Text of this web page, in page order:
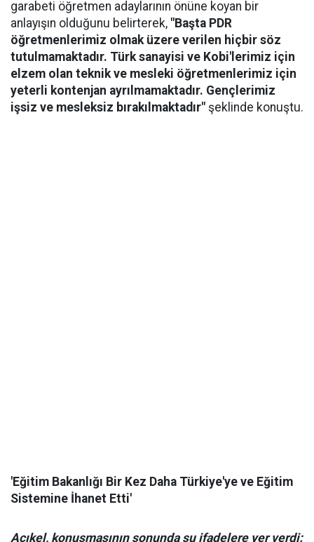
garabeti öğretmen adaylarının önüne koyan bir
anlayışın olduğunu belirterek, "Başta PDR
öğretmenlerimiz olmak üzere verilen hiçbir söz
tutulmamaktadır. Türk sanayisi ve Kobi'lerimiz için
elzem olan teknik ve mesleki öğretmenlerimiz için
yeterli kontenjan ayrılmamaktadır. Gençlerimiz
işsiz ve mesleksiz bırakılmaktadır" şeklinde konuştu.
'Eğitim Bakanlığı Bir Kez Daha Türkiye'ye ve Eğitim
Sistemine İhanet Etti'
Açıkel, konuşmasının sonunda şu ifadelere yer verdi: